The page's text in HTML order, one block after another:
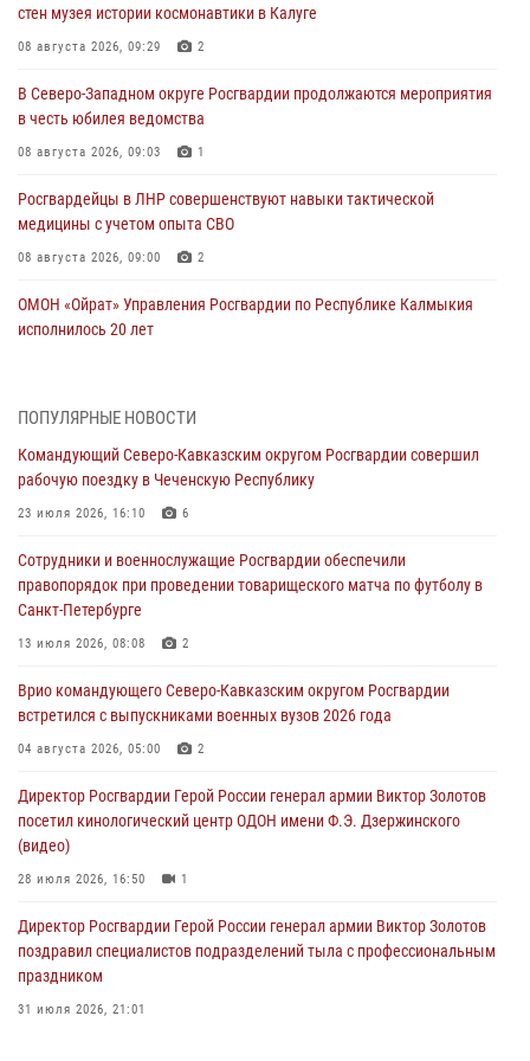
стен музея истории космонавтики в Калуге
08 августа 2026, 09:29 2
В Северо-Западном округе Росгвардии продолжаются мероприятия
в честь юбилея ведомства
08 августа 2026, 09:03 1
Росгвардейцы в ЛНР совершенствуют навыки тактической
медицины с учетом опыта СВО
08 августа 2026, 09:00 2
ОМОН «Ойрат» Управления Росгвардии по Республике Калмыкия
исполнилось 20 лет
Военнослужащие Софринской бригады Росгвардии встретились с
дорогой к Победе в СВО» (видео)
08 августа 2026, 07:00
настольному теннису ко Дню физкультурника
08 августа 2026, 07:00
Росгвардейцы обеспечили безопасность «Поезда Победы» в
08 августа 2026, 07:00
В Москве росгвардейцы оказали помощь медикам и девушке с
08 августа 2026, 06:32 1
ПОПУЛЯРНЫЕ НОВОСТИ
Командующий Северо-Кавказским округом Росгвардии совершил
рабочую поездку в Чеченскую Республику
23 июля 2026, 16:10 6
Сотрудники и военнослужащие Росгвардии обеспечили
правопорядок при проведении товарищеского матча по футболу в
Санкт-Петербурге
13 июля 2026, 08:08 2
Врио командующего Северо-Кавказским округом Росгвардии
встретился с выпускниками военных вузов 2026 года
04 августа 2026, 05:00 2
Директор Росгвардии Герой России генерал армии Виктор Золотов
посетил кинологический центр ОДОН имени Ф.Э. Дзержинского
(видео)
28 июля 2026, 16:50 1
Директор Росгвардии Герой России генерал армии Виктор Золотов
поздравил специалистов подразделений тыла с профессиональным
праздником
31 июля 2026, 21:01